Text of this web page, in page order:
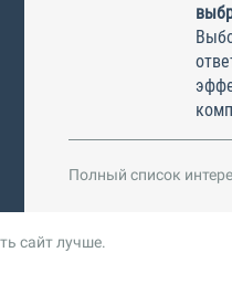
Полный список
© 2026 Vysotskiy
сайт лучше.